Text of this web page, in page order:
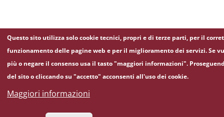
Questo sito utilizza solo cookie tecnici, propri e di terze parti, per il
funzionamento delle pagine web e per il miglioramento dei servizi. Se
più o negare il consenso usa il tasto "maggiori informazioni".
del sito o cliccando su "accetto" acconsenti all'uso dei cookie.
Maggiori informazioni